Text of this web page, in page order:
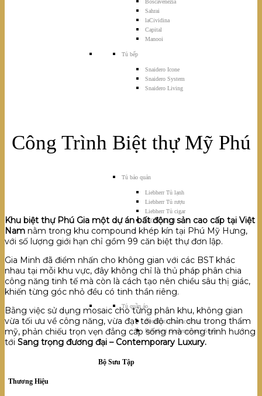
Boscavenezia
Sahrai
laCividina
Capital
Manooi
Tủ bếp
Snaidero Icone
Snaidero System
Snaidero Living
Tủ bảo quản
Liebherr Tủ lạnh
Liebherr Tủ rượu
Liebherr Tủ cigar
MONOLITH
Tủ quần áo
Benedetti Classic Style
Benedetti Contemporary Style
Công Trình Biệt thự Mỹ Phú
Khu biệt thự Phú Gia một dự án bất động sản cao cấp tại Việt
Nam nằm trong khu compound khép kín tại Phú Mỹ Hưng,
với số lượng giới hạn chỉ gồm 99 căn biệt thự đơn lập.
Gia Minh đã điểm nhấn cho không gian với các BST khác
nhau tại mỗi khu vực, đây không chỉ là thủ pháp phân chia
công năng tinh tế mà còn là cách tạo nên chiều sâu thị giác,
khiến từng góc nhỏ đều có tinh thần riêng.
Bằng việc sử dụng mosaic cho từng phân khu, không gian
vừa tối ưu về công năng, vừa đạt tới độ chỉn chu trong thẩm
mỹ, phản chiếu trọn vẹn đẳng cấp sống mà công trình hướng
tới Sang trọng đương đại – Contemporary Luxury.
Bộ Sưu Tập
Thương Hiệu